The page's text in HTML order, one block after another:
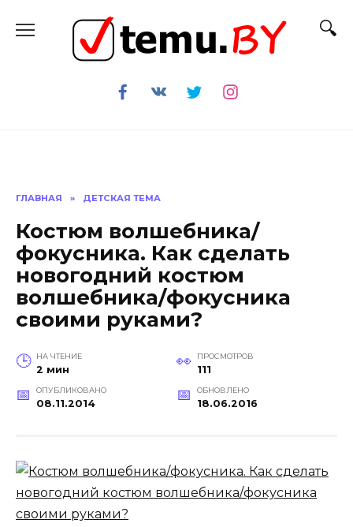
содержанию
ГЛАВНАЯ » ДЕТСКАЯ ТЕМА
Костюм волшебника/
фокусника. Как сделать
новогодний костюм
волшебника/фокусника
своими руками?
НА ЧТЕНИЕ
2 мин
ПРОСМОТРОВ
111
ОПУБЛИКОВАНО
08.11.2014
ОБНОВЛЕНО
18.06.2016